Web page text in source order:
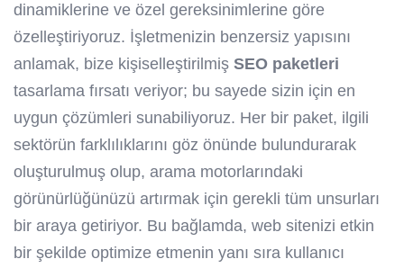
dinamiklerine ve özel gereksinimlerine göre
özelleştiriyoruz. İşletmenizin benzersiz yapısını
anlamak, bize kişiselleştirilmiş SEO paketleri
tasarlama fırsatı veriyor; bu sayede sizin için en
uygun çözümleri sunabiliyoruz. Her bir paket, ilgili
sektörün farklılıklarını göz önünde bulundurarak
oluşturulmuş olup, arama motorlarındaki
görünürlüğünüzü artırmak için gerekli tüm unsurları
bir araya getiriyor. Bu bağlamda, web sitenizi etkin
bir şekilde optimize etmenin yanı sıra kullanıcı